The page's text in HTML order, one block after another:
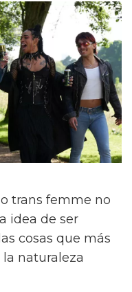
trans femme no
idea de ser
cosas que más
naturaleza